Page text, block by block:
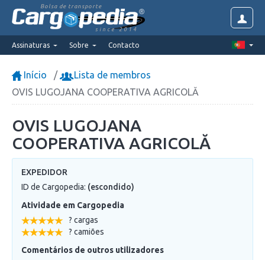
Bolsa de transporte
since 2014
Assinaturas Sobre Contacto
Início
Lista de membros
OVIS LUGOJANA COOPERATIVA AGRICOLĂ
OVIS LUGOJANA
COOPERATIVA AGRICOLĂ
EXPEDIDOR
ID de Cargopedia: (escondido)
Atividade em Cargopedia
? cargas
? camiões
Comentários de outros utilizadores